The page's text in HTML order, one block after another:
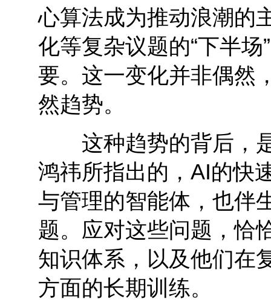
心算法成为推动浪潮的
化等复杂议题的“下半
要。这一变化并非偶然
然趋势。
这种趋势的背后，是
鸿祎所指出的，AI的快
与管理的智能体，也伴
题。应对这些问题，恰
知识体系，以及他们在
方面的长期训练。